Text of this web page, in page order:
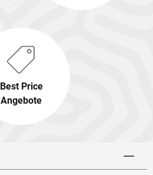
Best Price
Angebote